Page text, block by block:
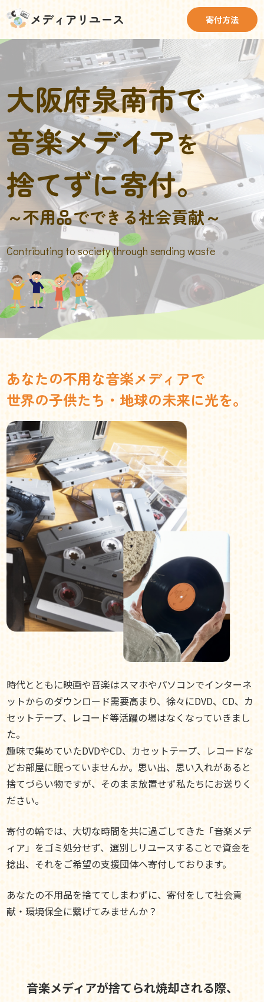
メディアリユース 寄付方法
大阪府泉南市で
音楽メデイアを
捨てずに寄付。
～不用品でできる社会貢献～
Contributing to society through sending waste
あなたの不用な音楽メディアで
世界の子供たち・地球の未来に光を。
時代とともに映画や音楽はスマホやパソコンでインターネ
ットからのダウンロード需要高まり、徐々にDVD、CD、カ
セットテープ、レコード等活躍の場はなくなっていきまし
た。
趣味で集めていたDVDやCD、カセットテープ、レコードな
どお部屋に眠っていませんか。思い出、思い入れがあると
捨てづらい物ですが、そのまま放置せず私たちにお送りく
ださい。
寄付の輪では、大切な時間を共に過ごしてきた「音楽メデ
ィア」をゴミ処分せず、選別しリユースすることで資金を
捻出、それをご希望の支援団体へ寄付しております。
あなたの不用品を捨ててしまわずに、寄付をして社会貢
献・環境保全に繋げてみませんか？
音楽メディアが捨てられ焼却される際、